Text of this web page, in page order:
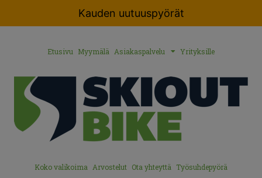
Kauden uutuuspyörät
Etusivu Myymälä Asiakaspalvelu Yrityksille
Koko valikoima Arvostelut Ota yhteyttä Työsuhdepyörä